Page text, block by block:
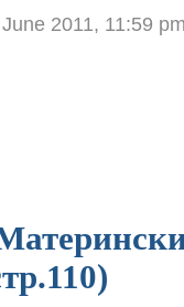
2011, 11:59